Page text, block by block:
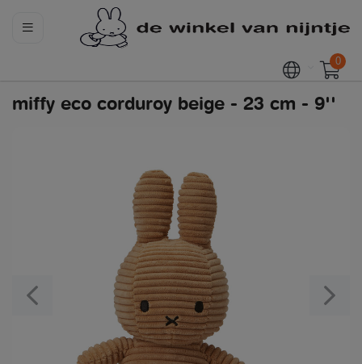
0
miffy eco corduroy beige - 23 cm - 9''